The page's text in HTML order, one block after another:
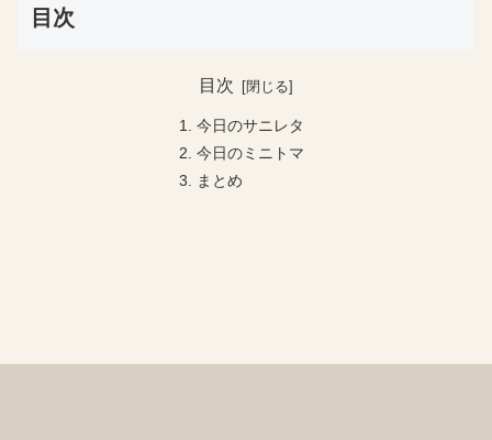
目次
目次
今日のサニレタ
今日のミニトマ
まとめ